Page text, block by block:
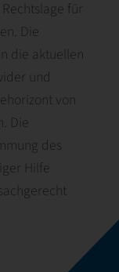
für
Die
die aktuellen
und
von
Die
des
Hilfe